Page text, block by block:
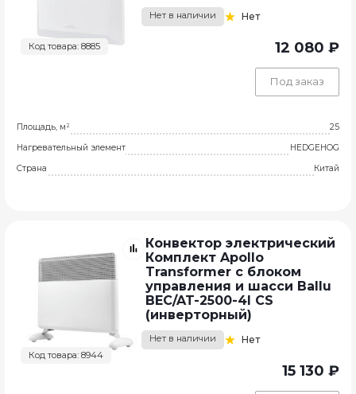
Код товара: 8885
Нет в наличии Нет
12 080 ₽
Под заказ
Площадь, м²
25
Нагревательный элемент
HEDGEHOG
Страна
Китай
Код товара: 8944
Конвектор электрический
Комплект Apollo
Transformer с блоком
управления и шасси Ballu
BEC/AT-2500-4I CS
(инверторный)
Нет в наличии Нет
15 130 ₽